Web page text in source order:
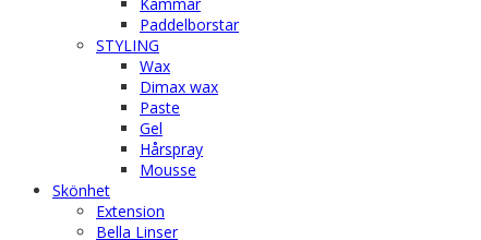
Paddelborstar
STYLING
Wax
Dimax wax
Paste
Gel
Hårspray
Mousse
Skönhet
Extension
Bella Linser